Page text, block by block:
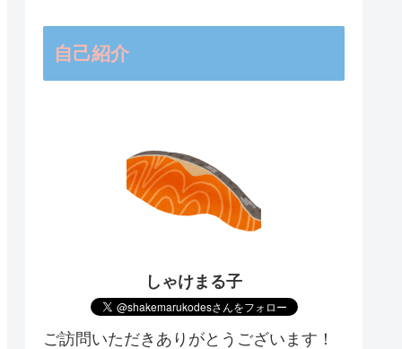
自己紹介
しゃけまる子
ご訪問いただきありがとうございます！